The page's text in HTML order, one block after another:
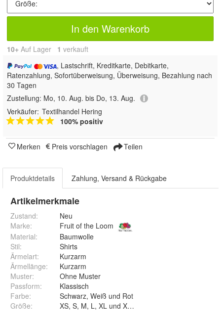
In den Warenkorb
10+ Auf Lager 1 verkauft
, Lastschrift, Kreditkarte, Debitkarte,
Ratenzahlung, Sofortüberweisung, Überweisung, Bezahlung nach
30 Tagen
Zustellung: Mo, 10. Aug. bis Do, 13. Aug.
Verkäufer: Textilhandel Hering
100% positiv
Merken Preis vorschlagen Teilen
Produktdetails Zahlung, Versand & Rückgabe
Artikelmerkmale
Zustand:
Neu
Marke:
Fruit of the Loom
Material:
Baumwolle
Stil:
Shirts
Ärmelart:
Kurzarm
Ärmellänge:
Kurzarm
Muster:
Ohne Muster
Passform:
Klassisch
Farbe:
Schwarz, Weiß und Rot
Größe: XS, S, M, L, XL und XXL